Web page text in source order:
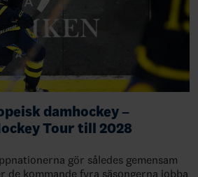
damhockey –
Tour till 2028
gör således gemensam
de kommande fyra säsongerna jobba